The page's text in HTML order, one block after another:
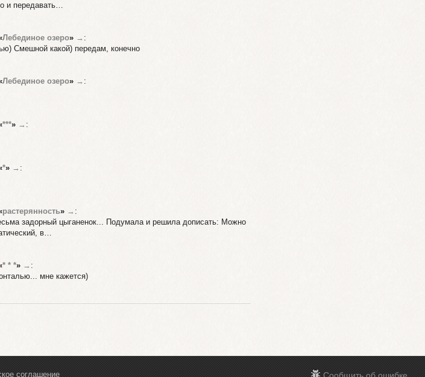
и передавать…
Лебединое озеро» → :
Смешной какой) передам, конечно
Лебединое озеро» → :
***» → :
*» → :
растерянность» → :
задорный цыганенок... Подумала и решила дописать: Можно
в…
* * *» → :
мне кажется)
соглашение